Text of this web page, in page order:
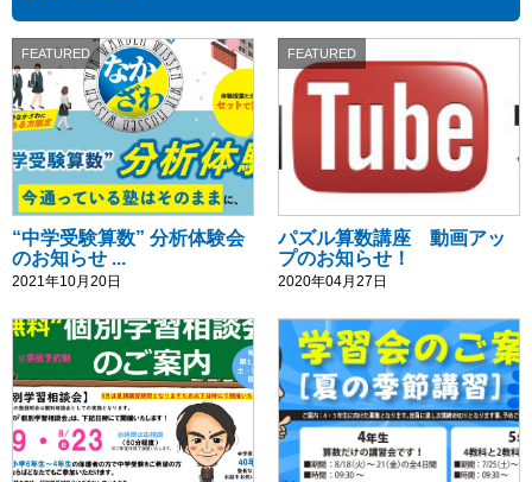
FEATURED
“中学受験算数” 分析体験会
のお知らせ ...
2021年10月20日
FEATURED
パズル算数講座 動画アッ
プのお知らせ！
2020年04月27日